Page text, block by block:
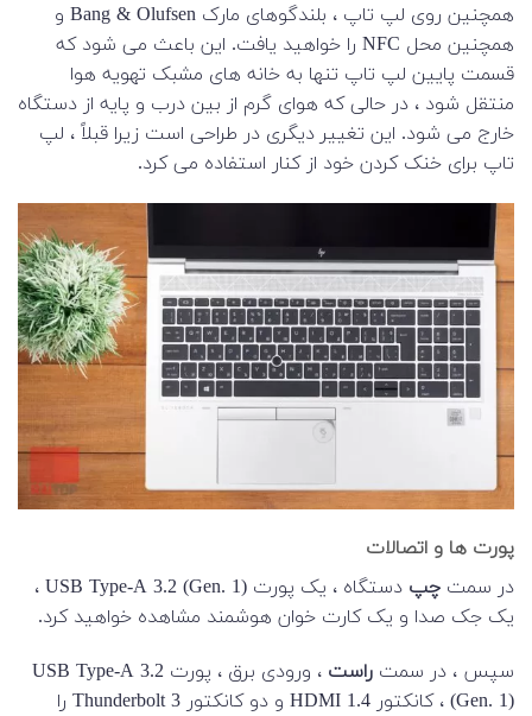
همچنین روی لپ تاپ ، بلندگوهای مارک Bang & Olufsen و
همچنین محل NFC را خواهید یافت. این باعث می شود که
قسمت پایین لپ تاپ تنها به خانه های مشبک تهویه هوا
منتقل شود ، در حالی که هوای گرم از بین درب و پایه از دستگاه
خارج می شود. این تغییر دیگری در طراحی است زیرا قبلاً ، لپ
تاپ برای خنک کردن خود از کنار استفاده می کرد.
پورت ها و اتصالات
در سمت چپ
دستگاه ، یک پورت USB Type-A 3.2 (Gen. 1) ،
یک جک صدا و یک کارت خوان هوشمند مشاهده خواهید کرد.
سپس ، در سمت راست
، ورودی برق ، پورت USB Type-A 3.2
(Gen. 1) ، کانکتور HDMI 1.4 و دو کانکتور Thunderbolt 3 را